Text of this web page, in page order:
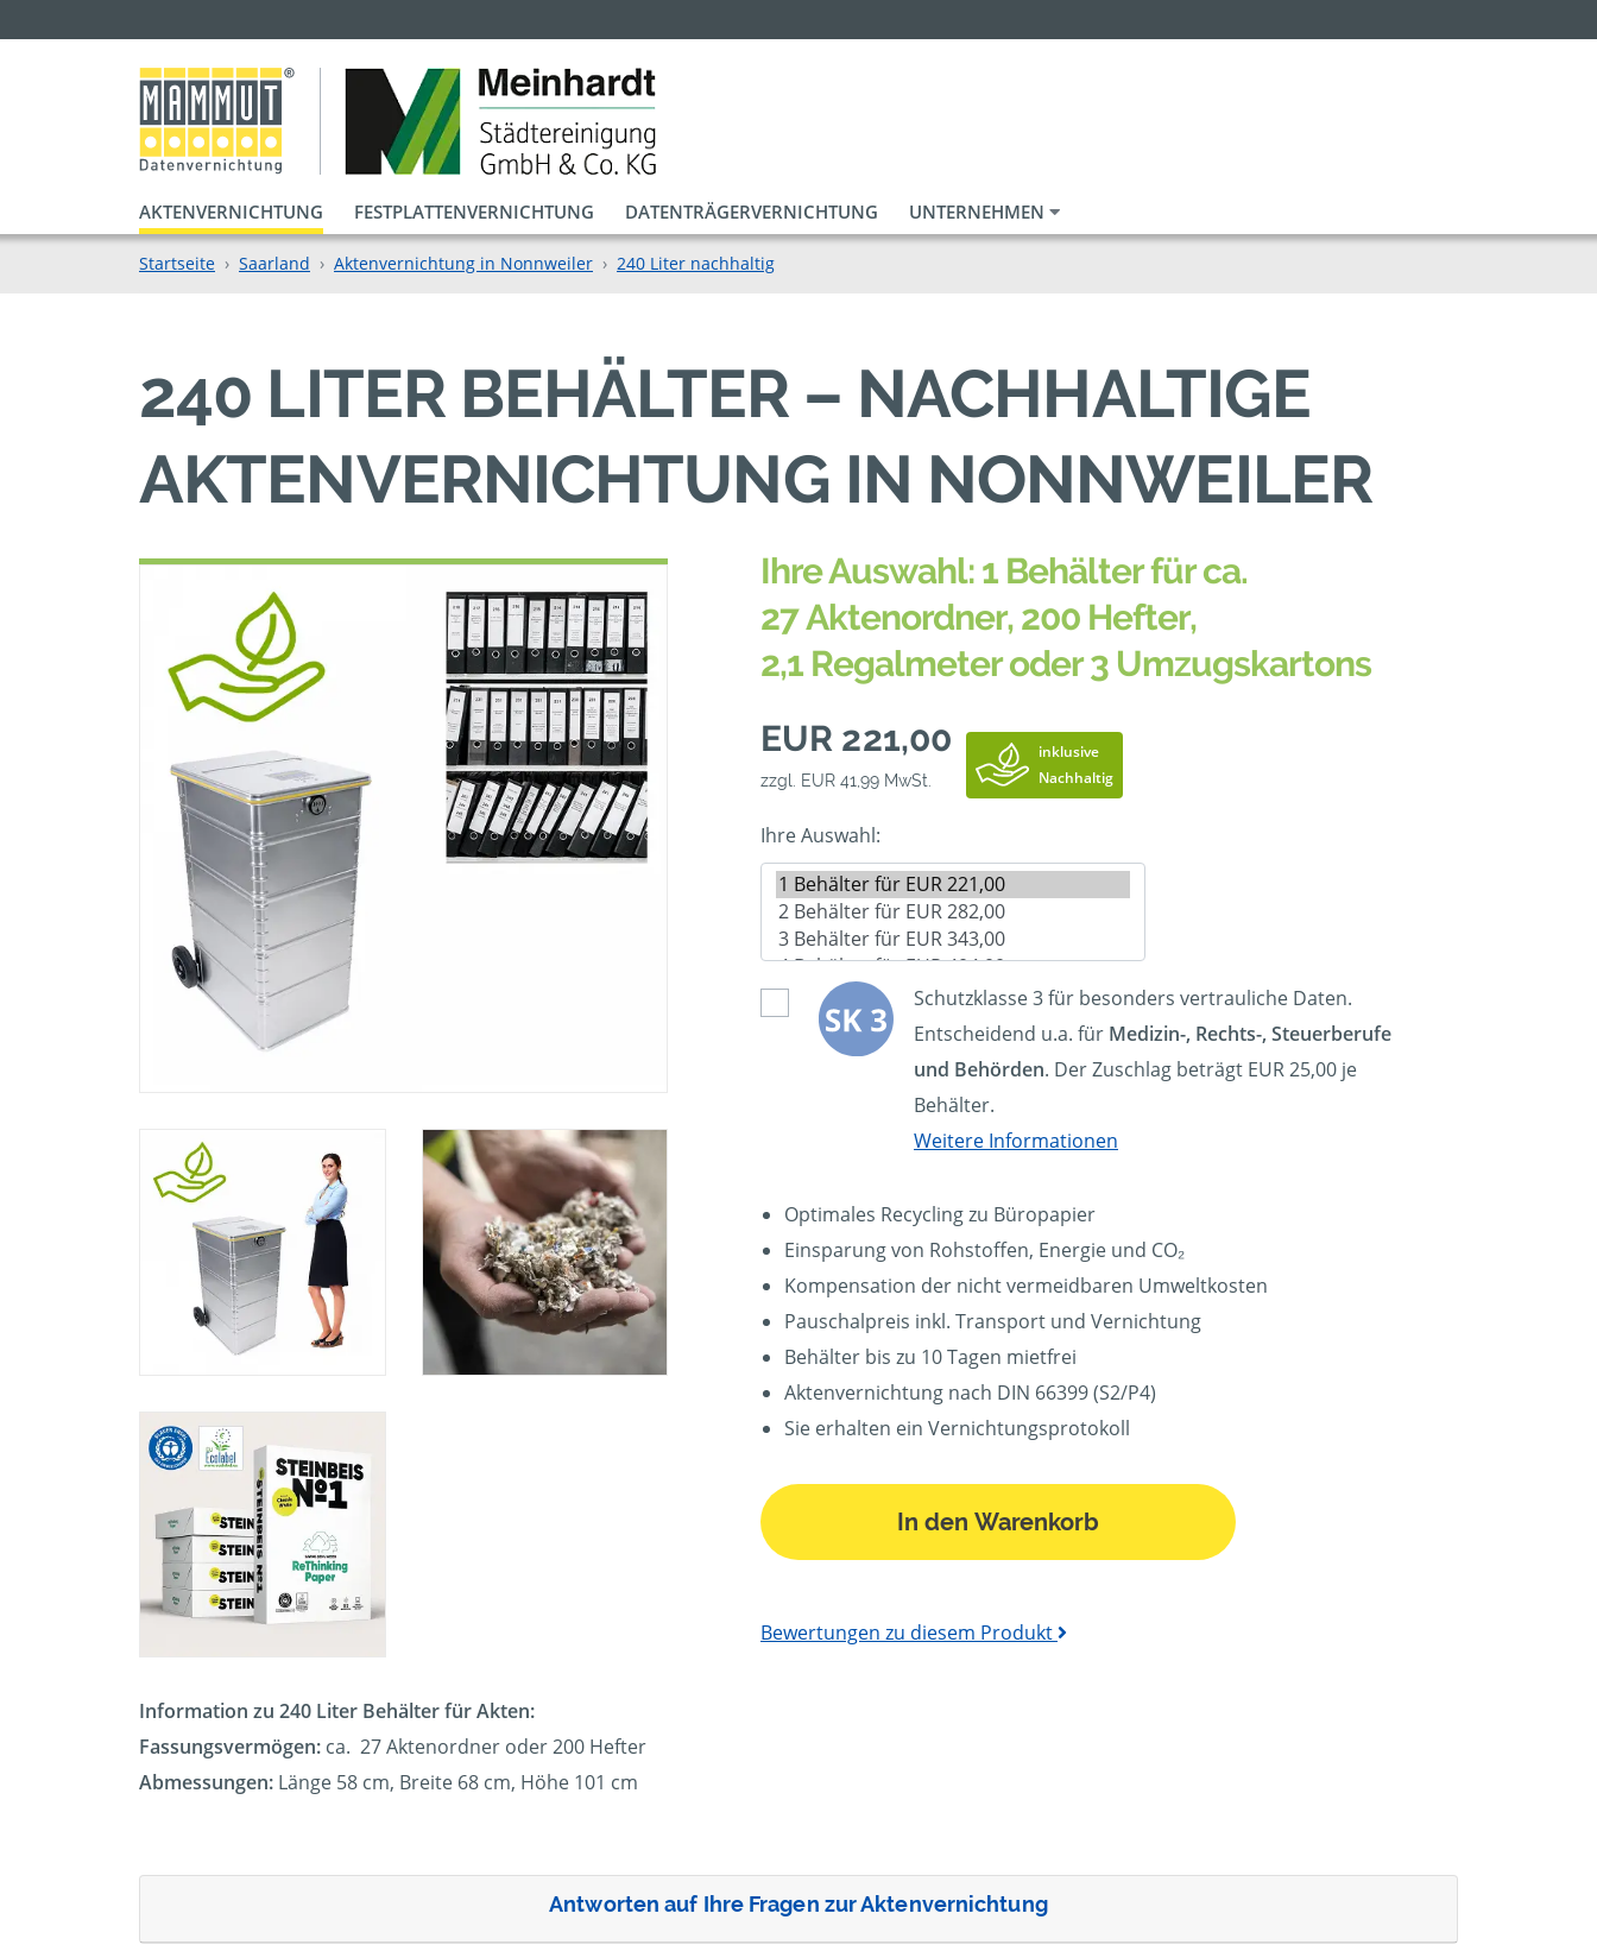
AKTENVERNICHTUNG FESTPLATTENVERNICHTUNG DATENTRÄGERVERNICHTUNG UNTERNEHMEN
Startseite Saarland Aktenvernichtung in Nonnweiler 240 Liter nachhaltig
240 LITER BEHÄLTER – NACHHALTIGE
AKTENVERNICHTUNG IN NONNWEILER
Information zu 240 Liter Behälter für Akten:
Fassungsvermögen: ca. 27 Aktenordner oder 200 Hefter
Abmessungen: Länge 58 cm, Breite 68 cm, Höhe 101 cm
Ihre Auswahl: 1 Behälter für ca.
27 Aktenordner, 200 Hefter,
2,1 Regalmeter oder 3 Umzugskartons
EUR 221,00
zzgl. EUR 41,99 MwSt.
inklusive
Nachhaltig
Ihre Auswahl:
Schutzklasse 3 für besonders vertrauliche Daten.
Entscheidend u.a. für Medizin-, Rechts-, Steuerberufe
und Behörden. Der Zuschlag beträgt EUR 25,00 je
Behälter.
Weitere Informationen
Optimales Recycling zu Büropapier
Einsparung von Rohstoffen, Energie und CO₂
Kompensation der nicht vermeidbaren Umweltkosten
Pauschalpreis inkl. Transport und Vernichtung
Behälter bis zu 10 Tagen mietfrei
Aktenvernichtung nach DIN 66399 (S2/P4)
Sie erhalten ein Vernichtungsprotokoll
In den Warenkorb
Bewertungen zu diesem Produkt
Antworten auf Ihre Fragen zur Aktenvernichtung